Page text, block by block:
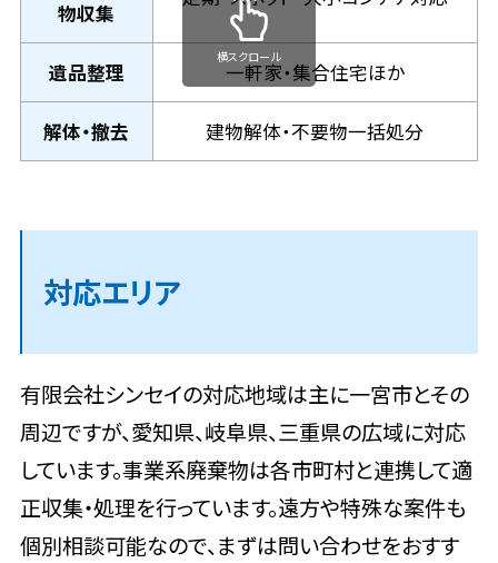
物収集
遺品整理 一軒家・集合住宅ほか
解体・撤去 建物解体・不要物一括処分
横スクロール
対応エリア
有限会社シンセイの対応地域は主に一宮市とその
周辺ですが、愛知県、岐阜県、三重県の広域に対応
しています。事業系廃棄物は各市町村と連携して適
正収集・処理を行っています。遠方や特殊な案件も
個別相談可能なので、まずは問い合わせをおすす